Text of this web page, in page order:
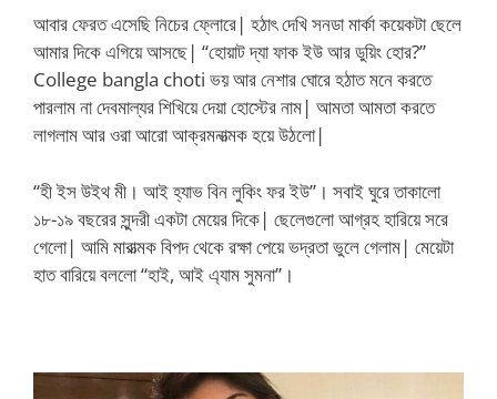
আবার ফেরত এসেছি নিচের ফ্লোরে| হঠাৎ দেখি সনডা মার্কা কয়েকটা ছেলে
আমার দিকে এগিয়ে আসছে| “হোয়াট দ্যা ফাক ইউ আর ডুয়িং হোর?”
College bangla choti ভয় আর নেশার ঘোরে হঠাত মনে করতে
পারলাম না দেবমাল্যর শিখিয়ে দেয়া হোস্টের নাম| আমতা আমতা করতে
লাগলাম আর ওরা আরো আক্রমনাত্মক হয়ে উঠলো|
“হী ইস উইথ মী। আই হ্যাভ বিন লুকিং ফর ইউ”। সবাই ঘুরে তাকালো
১৮-১৯ বছরের সুন্দরী একটা মেয়ের দিকে| ছেলেগুলো আগ্রহ হারিয়ে সরে
গেলো| আমি মারাত্মক বিপদ থেকে রক্ষা পেয়ে ভদ্রতা ভুলে গেলাম| মেয়েটা
হাত বারিয়ে বললো “হাই, আই এ্যাম সুমনা”।